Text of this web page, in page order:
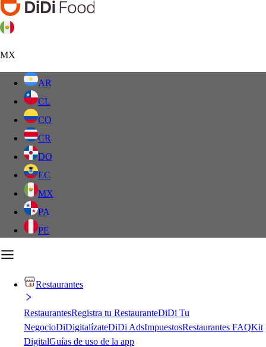
MX
AR
CL
CO
CR
DO
EC
MX
PA
PE
Restaurantes
RestaurantesRegistra tu RestauranteDiDi Tu
NegocioDiDigitalízateDiDi AdsImpuestosRestaurantes FAQKit
DigitalGuías de uso de la app